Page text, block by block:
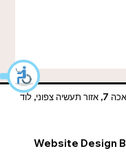
Website Design